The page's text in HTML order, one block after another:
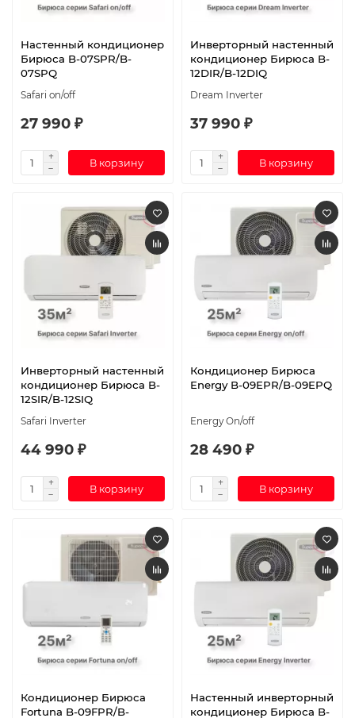
Настенный кондиционер
Бирюса B-07SPR/B-
07SPQ
Safari on/off
27 990 ₽
В корзину
Инверторный настенный
кондиционер Бирюса B-
12DIR/B-12DIQ
Dream Inverter
37 990 ₽
В корзину
Инверторный настенный
кондиционер Бирюса B-
12SIR/B-12SIQ
Safari Inverter
44 990 ₽
В корзину
Кондиционер Бирюса
Energy B-09EPR/B-09EPQ
Energy On/off
28 490 ₽
В корзину
Кондиционер Бирюса
Fortuna B-09FPR/B-
Настенный инверторный
кондиционер Бирюса B-